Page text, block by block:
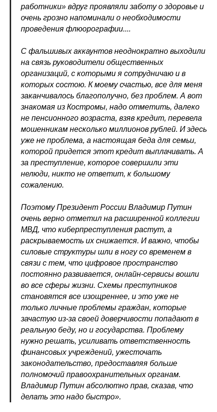
работники» вдруг проявляли заботу о здоровье и
очень грозно напоминали о необходимости
проведения флюорографии....
С фальшивых аккаунтов неоднократно выходили
на связь руководители общественных
организаций, с которыми я сотрудничаю и в
которых состою. К моему счастью, все для меня
заканчивалось благополучно, без проблем. А вот
знакомая из Костромы, надо отметить, далеко
не пенсионного возраста, взяв кредит, перевела
мошенникам несколько миллионов рублей. И здесь
уже не проблема, а настоящая беда для семьи,
которой придется этот кредит выплачивать. А
за преступление, которое совершили эти
нелюди, никто не ответит, к большому
сожалению.
Поэтому Президент России Владимир Путин
очень верно отметил на расширенной коллегии
МВД, что киберпреступления растут, а
раскрываемость их снижается. И важно, чтобы
силовые структуры шли в ногу со временем в
связи с тем, что цифровое пространство
постоянно развивается, онлайн-сервисы вошли
во все сферы жизни. Схемы преступников
становятся все изощреннее, и это уже не
только личные проблемы граждан, которые
зачастую из-за своей доверчивости попадают в
реальную беду, но и государства. Проблему
нужно решать, усиливать ответственность
финансовых учреждений, ужесточать
законодательство, предоставляя больше
полномочий правоохранительных органам.
Владимир Путин абсолютно прав, сказав, что
делать это надо быстро».